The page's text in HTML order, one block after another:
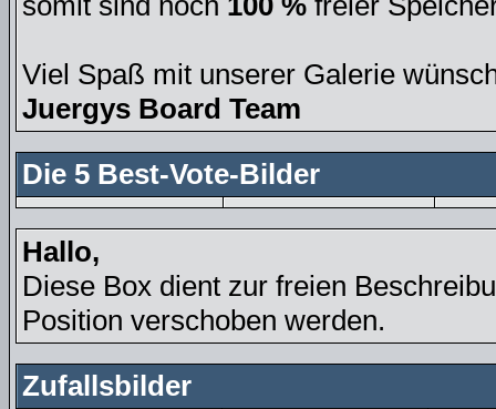
Viel Spaß mit unserer Galerie
Juergys Board Team
Die 5 Best-Vote-Bilder
Hallo,
Diese Box dient zur freien
Position verschoben werden.
Zufallsbilder